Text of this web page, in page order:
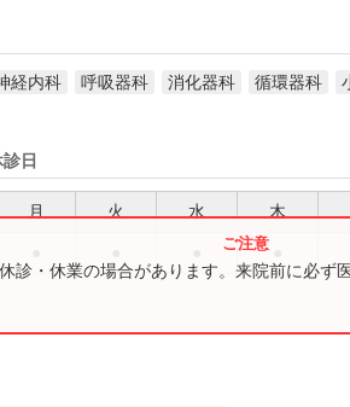
経内科 呼吸器科 消化器科 循環器科
日
月 火 水 木
診・休業の場合があります。来院前に必ず